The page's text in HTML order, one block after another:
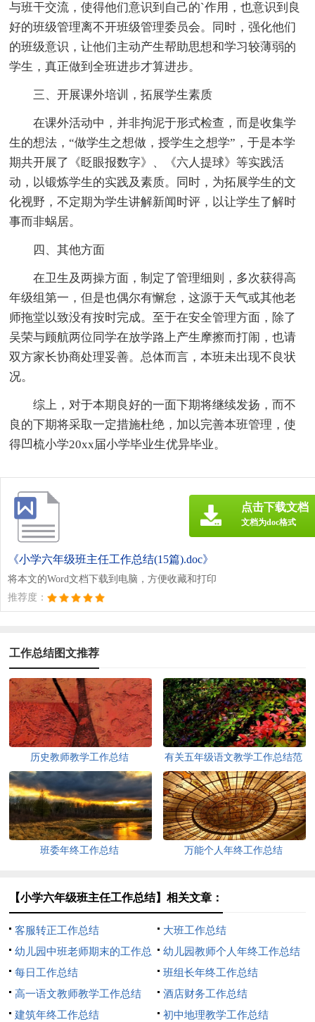
与班干交流，使得他们意识到自己的`作用，也意识到良
好的班级管理离不开班级管理委员会。同时，强化他们
的班级意识，让他们主动产生帮助思想和学习较薄弱的
学生，真正做到全班进步才算进步。
三、开展课外培训，拓展学生素质
在课外活动中，并非拘泥于形式检查，而是收集学
生的想法，“做学生之想做，授学生之想学”，于是本学
期共开展了《眨眼报数字》、《六人提球》等实践活
动，以锻炼学生的实践及素质。同时，为拓展学生的文
化视野，不定期为学生讲解新闻时评，以让学生了解时
事而非蜗居。
四、其他方面
在卫生及两操方面，制定了管理细则，多次获得高
年级组第一，但是也偶尔有懈怠，这源于天气或其他老
师拖堂以致没有按时完成。至于在安全管理方面，除了
吴荣与顾航两位同学在放学路上产生摩擦而打闹，也请
双方家长协商处理妥善。总体而言，本班未出现不良状
况。
综上，对于本期良好的一面下期将继续发扬，而不
良的下期将采取一定措施杜绝，加以完善本班管理，使
得凹梳小学20xx届小学毕业生优异毕业。
《小学六年级班主任工作总结(15篇).doc》
将本文的Word文档下载到电脑，方便收藏和打印
推荐度：
点击下载文档
文档为doc格式
工作总结图文推荐
历史教师教学工作总结
有关五年级语文教学工作总结范
文
班委年终工作总结 万能个人年终工作总结
【小学六年级班主任工作总结】相关文章：
客服转正工作总结
大班工作总结
幼儿园中班老师期末的工作总
结
幼儿园教师个人年终工作总结
每日工作总结
班组长年终工作总结
高一语文教师教学工作总结
酒店财务工作总结
建筑年终工作总结
初中地理教学工作总结